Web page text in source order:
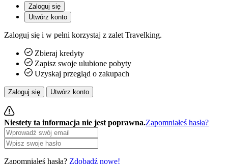
Zaloguj się
Utwórz konto
Zaloguj się i w pełni korzystaj z zalet Travelking.
Zbieraj kredyty
Zapisz swoje ulubione pobyty
Uzyskaj przegląd o zakupach
Zaloguj się Utwórz konto
Niestety ta informacja nie jest poprawna.Zapomniałeś hasła?
Zapomniałeś hasła? Zdobądź nowe!